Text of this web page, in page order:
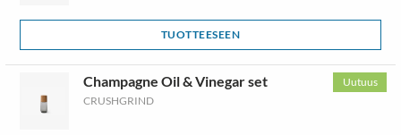
TUOTTEESEEN
Uutuus
Champagne Oil & Vinegar set
CRUSHGRIND